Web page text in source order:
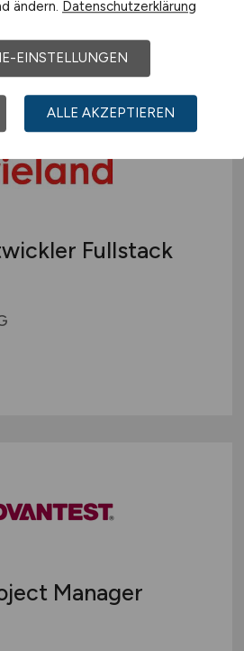
Fullstack
Manager
ändern. Datenschutzerklärung
EINSTELLUNGEN
ALLE AKZEPTIEREN